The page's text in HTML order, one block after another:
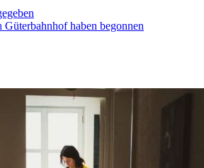
haben begonnen